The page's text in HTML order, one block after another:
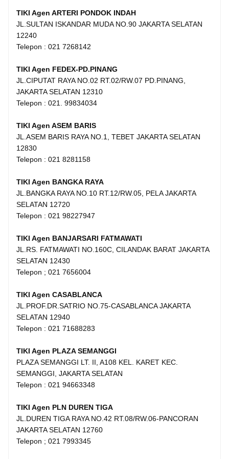
TIKI Agen ARTERI PONDOK INDAH
JL.SULTAN ISKANDAR MUDA NO.90 JAKARTA SELATAN
12240
Telepon : 021 7268142
TIKI Agen FEDEX-PD.PINANG
JL.CIPUTAT RAYA NO.02 RT.02/RW.07 PD.PINANG,
JAKARTA SELATAN 12310
Telepon : 021. 99834034
TIKI Agen ASEM BARIS
JL.ASEM BARIS RAYA NO.1, TEBET JAKARTA SELATAN
12830
Telepon : 021 8281158
TIKI Agen BANGKA RAYA
JL.BANGKA RAYA NO.10 RT.12/RW.05, PELA JAKARTA
SELATAN 12720
Telepon : 021 98227947
TIKI Agen BANJARSARI FATMAWATI
JL.RS. FATMAWATI NO.160C, CILANDAK BARAT JAKARTA
SELATAN 12430
Telepon ; 021 7656004
TIKI Agen CASABLANCA
JL.PROF.DR.SATRIO NO.75-CASABLANCA JAKARTA
SELATAN 12940
Telepon : 021 71688283
TIKI Agen PLAZA SEMANGGI
PLAZA SEMANGGI LT. II, A108 KEL. KARET KEC.
SEMANGGI, JAKARTA SELATAN
Telepon : 021 94663348
TIKI Agen PLN DUREN TIGA
JL.DUREN TIGA RAYA NO.42 RT.08/RW.06-PANCORAN
JAKARTA SELATAN 12760
Telepon ; 021 7993345